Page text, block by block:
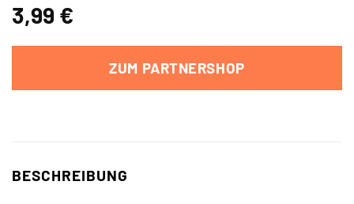
3,99 €
ZUM PARTNERSHOP
BESCHREIBUNG